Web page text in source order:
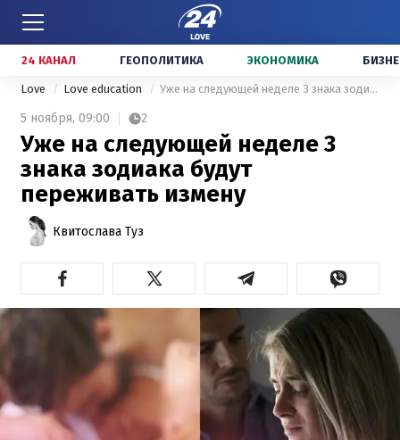
24 КАНАЛ ГЕОПОЛИТИКА ЭКОНОМИКА
Love Love education Уже на следующей неделе 3 знака зодиака будут переживать измену
5 ноября, 09:00 2
Уже на следующей неделе 3
знака зодиака будут
переживать измену
Квитослава Туз